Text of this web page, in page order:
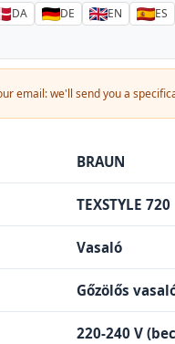
DA DE EN ES
email: we'll send you a
BRAUN
TEXSTYLE 720
Vasaló
Gőzölős
220-240 V